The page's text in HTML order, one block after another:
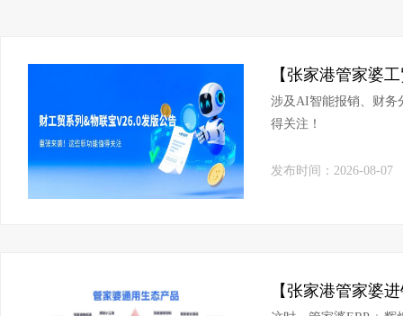
涉及AI智能报销、财务
得关注！
发布时间：2026-08-07